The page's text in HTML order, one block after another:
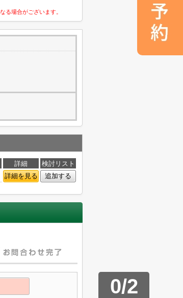
る場合がございます。
詳細
検討リスト
詳細を見る 追加する
0/2